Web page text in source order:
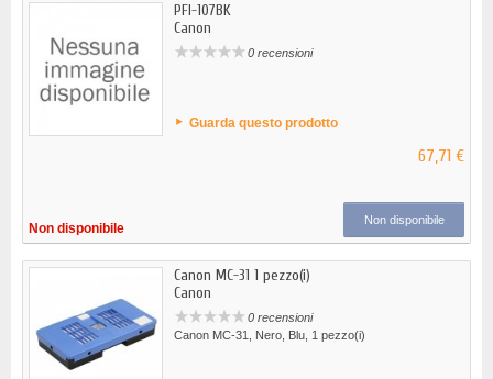
PFI-107BK
Canon
0 recensioni
Guarda questo prodotto
67,71 €
Non disponibile
Non disponibile
Canon MC-31 1 pezzo(i)
Canon
0 recensioni
Canon MC-31, Nero, Blu, 1 pezzo(i)